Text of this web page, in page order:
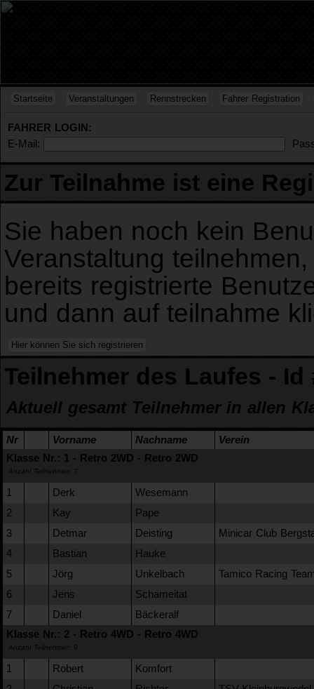
Startseite Veranstaltungen Rennstrecken Fahrer Registration
FAHRER LOGIN:
E-Mail:
Zur Teilnahme ist eine
Sie haben noch kein
Veranstaltung
bereits registrierte
und dann auf teilnahme
Teilnehmer des Laufes -
Aktuell gesamt Teilnehmer in allen
Nr Vorname Nachname
Verein
Klasse Nr.: 1 - Retro 2WD - Retro 2WD
Anzahl Teilnehmer: 7
1 Derk
Wesemann
2
Kay
Pape
3
Detmar Deisting
Minicar Club
4
Bastian
Hauke
5
Jörg Unkelbach
Tamico Racing
6
Jens
Schameitat
7
Daniel
Bäckeralf
Klasse Nr.: 2 - Retro 4WD - Retro 4WD
Anzahl Teilnehmer: 9
1 Robert
Komfort